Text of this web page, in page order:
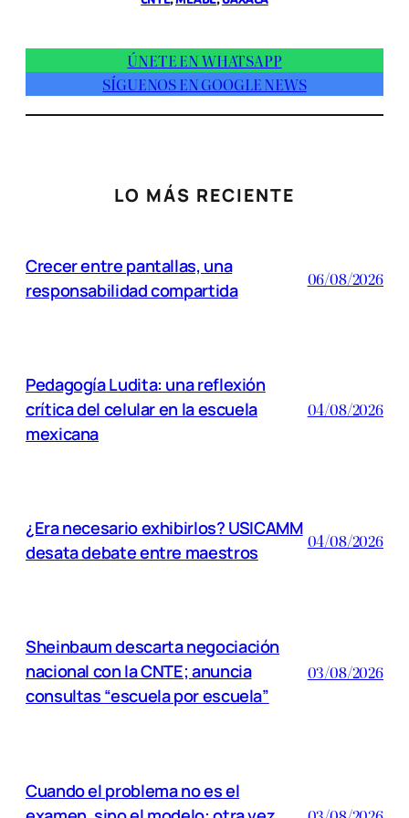
ÚNETE EN WHATSAPP
SÍGUENOS EN GOOGLE NEWS
LO MÁS RECIENTE
Crecer entre pantallas, una
responsabilidad compartida
06/08/2026
Pedagogía Ludita: una reflexión
crítica del celular en la escuela
mexicana
04/08/2026
¿Era necesario exhibirlos? USICAMM
desata debate entre maestros
04/08/2026
Sheinbaum descarta negociación
nacional con la CNTE; anuncia
consultas “escuela por escuela”
03/08/2026
Cuando el problema no es el